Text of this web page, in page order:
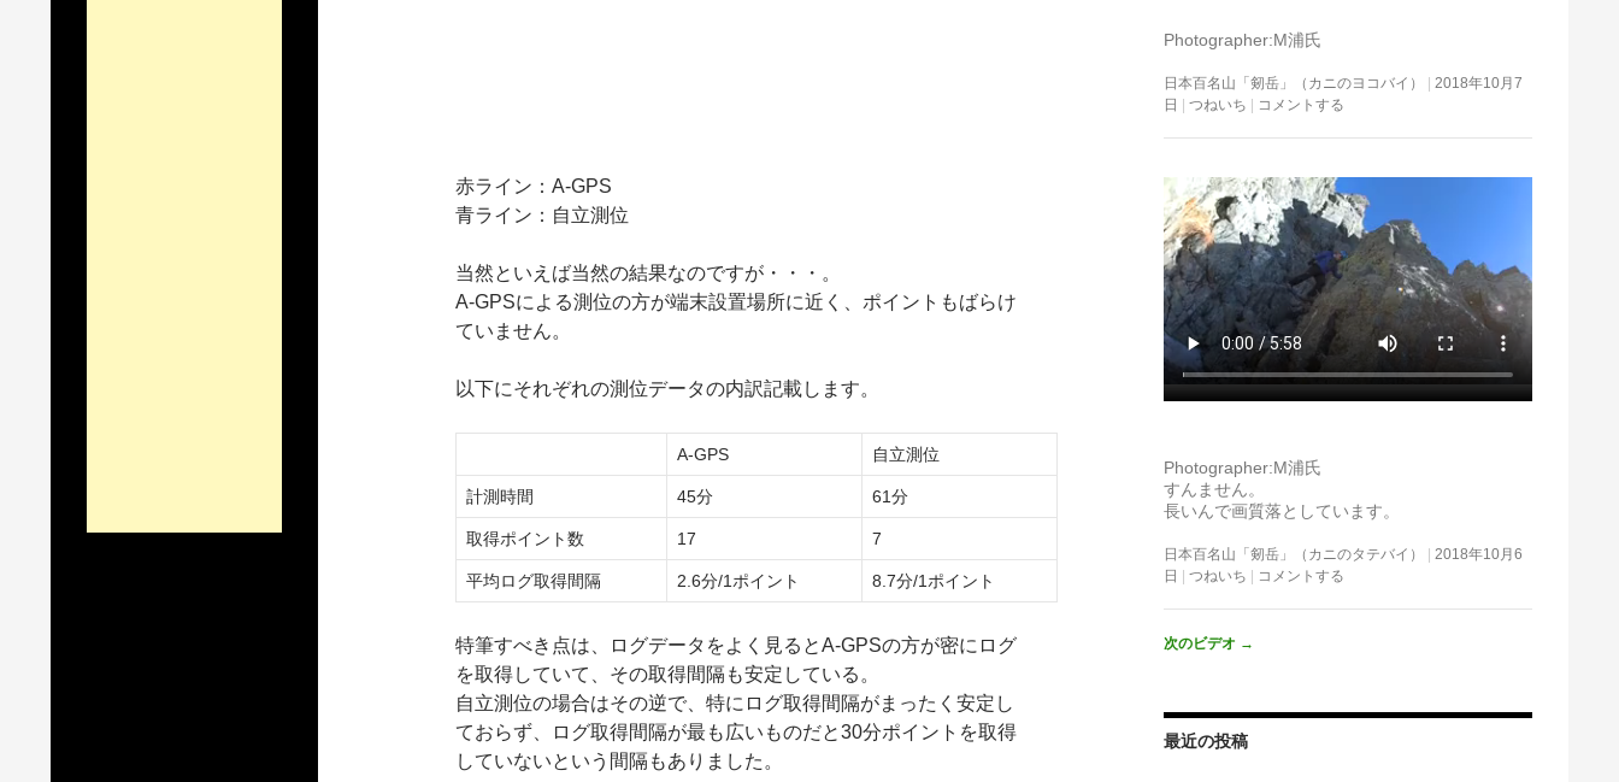
赤ライン：A-GPS
青ライン：自立測位
当然といえば当然の結果なのですが・・・。
A-GPSによる測位の方が端末設置場所に近く、ポイントもばらけ
ていません。
以下にそれぞれの測位データの内訳記載します。
A-GPS 自立測位
計測時間 45分 61分
取得ポイント数 17 7
平均ログ取得間隔 2.6分/1ポイント 8.7分/1ポイント
特筆すべき点は、ログデータをよく見るとA-GPSの方が密にログ
を取得していて、その取得間隔も安定している。
自立測位の場合はその逆で、特にログ取得間隔がまったく安定し
ておらず、ログ取得間隔が最も広いものだと30分ポイントを取得
していないという間隔もありました。
Photographer:M浦氏
日本百名山「剱岳」（カニのヨコバイ）
2018年10月7
日
つねいち コメントする
Photographer:M浦氏
すんません。
長いんで画質落としています。
日本百名山「剱岳」（カニのタテバイ）
2018年10月6
日
つねいち コメントする
次のビデオ →
最近の投稿